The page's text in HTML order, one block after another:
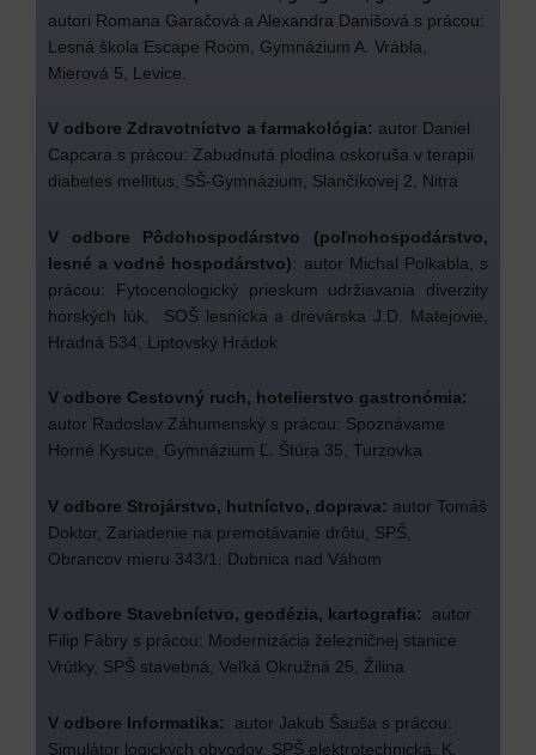
autori Romana Garačová a Alexandra Danišová s prácou:
Lesná škola Escape Room, Gymnázium A. Vrábla,
Mierová 5, Levice.
V odbore Zdravotníctvo a farmakológia: autor Daniel
Capcara s prácou: Zabudnutá plodina oskoruša v terapii
diabetes mellitus, SŠ-Gymnázium, Slančíkovej 2, Nitra
V odbore Pôdohospodárstvo (poľnohospodárstvo,
lesné a vodné hospodárstvo): autor Michal Polkabla, s
prácou: Fytocenologický prieskum udržiavania diverzity
horských lúk, SOŠ lesnícka a drevárska J.D. Matejovie,
Hradná 534, Liptovský Hrádok
V odbore Cestovný ruch, hotelierstvo gastronómia:
autor Radoslav Záhumenský s prácou: Spoznávame
Horné Kysuce, Gymnázium Ľ. Štúra 35, Turzovka
V odbore Strojárstvo, hutníctvo, doprava: autor Tomáš
Doktor, Zariadenie na premotávanie drôtu, SPŠ,
Obrancov mieru 343/1, Dubnica nad Váhom
V odbore Stavebníctvo, geodézia, kartografia:
autor
Filip Fábry s prácou: Modernizácia železničnej stanice
Vrútky, SPŠ stavebná, Veľká Okružná 25, Žilina
V odbore Informatika:
autor Jakub Šauša s prácou:
Simulátor logických obvodov, SPŠ elektrotechnická, K.